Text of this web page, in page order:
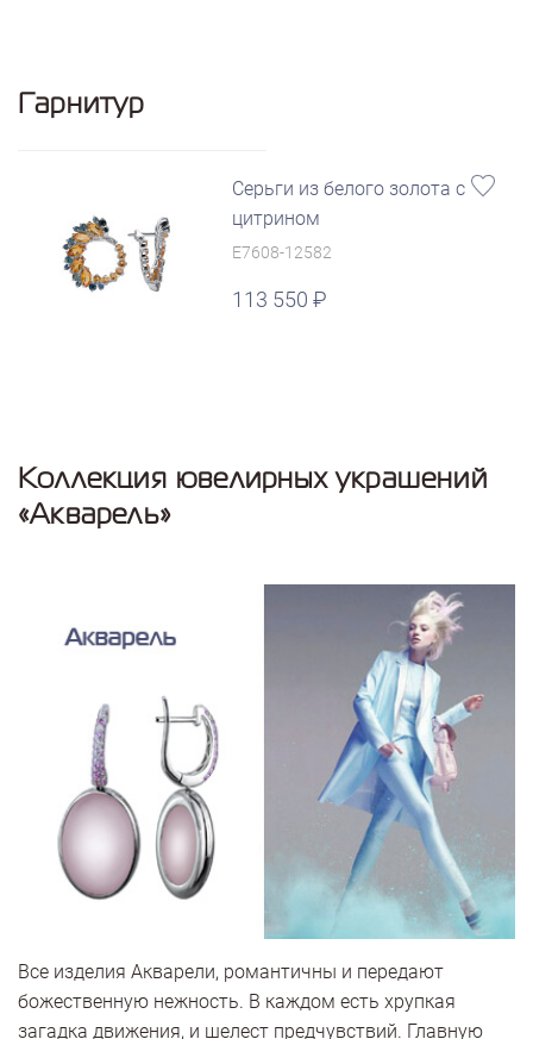
Гарнитур
Серьги из белого золота с
цитрином
E7608-12582
113 550
Коллекция ювелирных украшений
«Акварель»
Все изделия Акварели, романтичны и передают
божественную нежность. В каждом есть хрупкая
загадка движения, и шелест предчувствий. Главную